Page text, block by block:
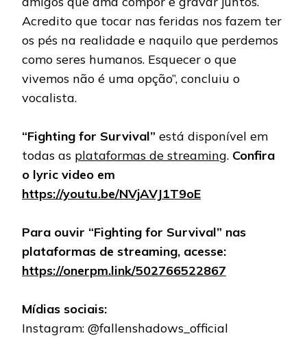
Acredito que tocar nas feridas nos fazem ter
os pés na realidade e naquilo que perdemos
como seres humanos. Esquecer o que
vivemos não é uma opção”, concluiu o
vocalista.
“Fighting for Survival” está disponível em
todas as plataformas de streaming. Confira
o lyric video em
https://youtu.be/NVjAVJ1T9oE
Para ouvir “Fighting for Survival” nas
plataformas de streaming, acesse:
https://onerpm.link/502766522867
Mídias sociais:
Instagram: @fallenshadows_official